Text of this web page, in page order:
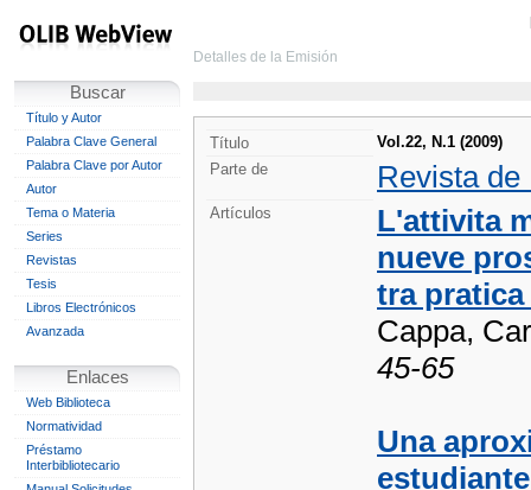
Buscar
Título y Autor
Palabra Clave General
Palabra Clave por Autor
Autor
Tema o Materia
Series
Revistas
Tesis
Libros Electrónicos
Avanzada
Enlaces
Web Biblioteca
Normatividad
Préstamo
Interbibliotecario
Detalles de la Emisión
Título
Vol.22, N.1 (2009)
Parte de
Revista
Artículos
L'attivita
nueve
tra
Cappa,
45-65
Una